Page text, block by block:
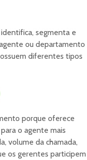
segmenta e
ou departamento
diferentes tipos
porque oferece
o agente mais
volume da chamada,
os gerentes participem